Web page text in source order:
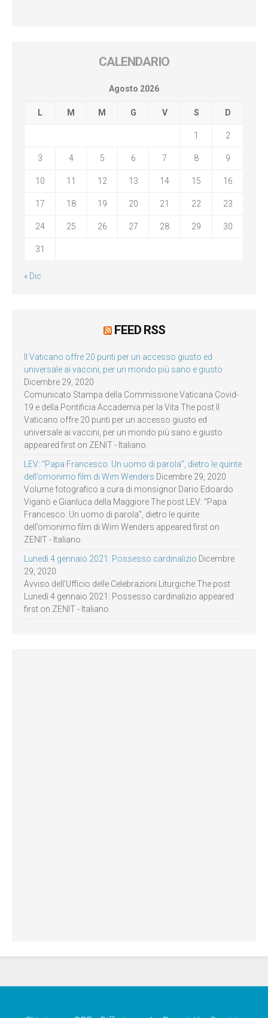
CALENDARIO
Agosto 2026
L M M G V S D
1 2
3 4 5 6 7 8 9
10 11 12 13 14 15 16
17 18 19 20 21 22 23
24 25 26 27 28 29 30
31
« Dic
FEED RSS
Il Vaticano offre 20 punti per un accesso giusto ed
universale ai vaccini, per un mondo più sano e giusto
Dicembre 29, 2020
Comunicato Stampa della Commissione Vaticana Covid-
19 e della Pontificia Accademia per la Vita The post Il
Vaticano offre 20 punti per un accesso giusto ed
universale ai vaccini, per un mondo più sano e giusto
appeared first on ZENIT - Italiano.
LEV: “Papa Francesco. Un uomo di parola”, dietro le quinte
dell’omonimo film di Wim Wenders Dicembre 29, 2020
Volume fotografico a cura di monsignor Dario Edoardo
Viganò e Gianluca della Maggiore The post LEV: “Papa
Francesco. Un uomo di parola”, dietro le quinte
dell’omonimo film di Wim Wenders appeared first on
ZENIT - Italiano.
Lunedì 4 gennaio 2021: Possesso cardinalizio Dicembre
29, 2020
Avviso dell’Ufficio delle Celebrazioni Liturgiche The post
Lunedì 4 gennaio 2021: Possesso cardinalizio appeared
first on ZENIT - Italiano.